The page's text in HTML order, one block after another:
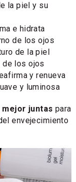
la piel y su
e hidrata
de los ojos
de la piel
de los ojos
y renueva
y luminosa
juntas para
envejecimiento